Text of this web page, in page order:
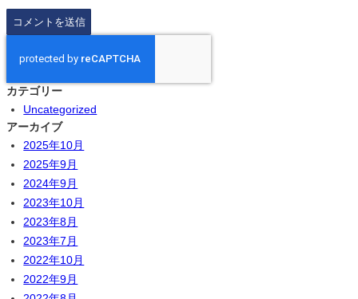
カテゴリー
Uncategorized
アーカイブ
2025年10月
2025年9月
2024年9月
2023年10月
2023年8月
2023年7月
2022年10月
2022年9月